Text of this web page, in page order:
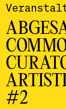
#2